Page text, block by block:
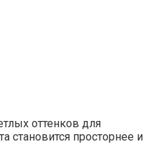
оттенков для
становится просторнее и